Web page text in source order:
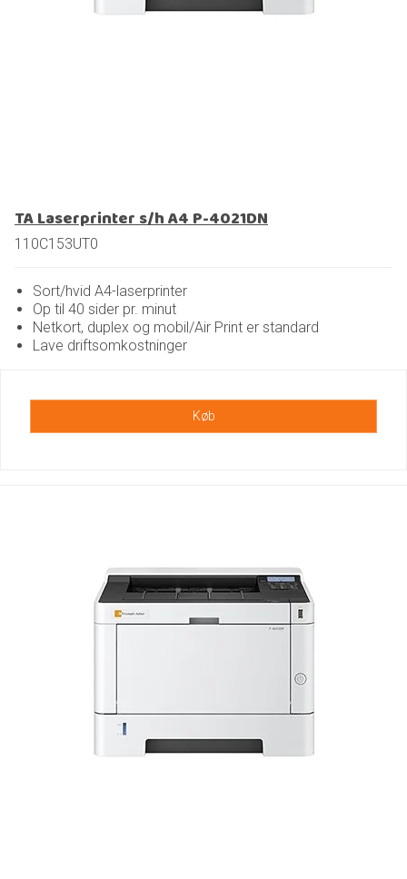
TA Laserprinter s/h A4 P-4021DN
110C153UT0
Sort/hvid A4-laserprinter
Op til 40 sider pr. minut
Netkort, duplex og mobil/Air Print er standard
Lave driftsomkostninger
Køb